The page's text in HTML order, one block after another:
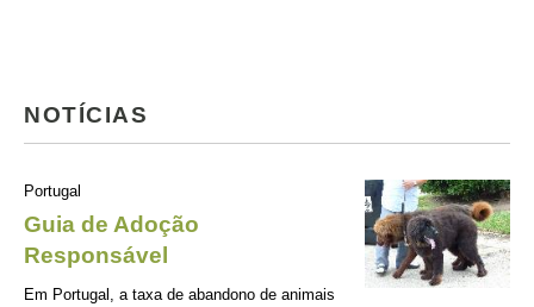
NOTÍCIAS
Portugal
Guia de Adoção
Responsável
Em Portugal, a taxa de abandono de animais